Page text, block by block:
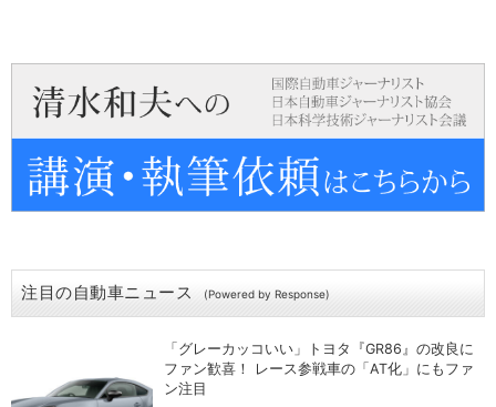
注目の自動車ニュース (Powered by Response)
「グレーカッコいい」トヨタ『GR86』の改良に
ファン歓喜！ レース参戦車の「AT化」にもファ
ン注目